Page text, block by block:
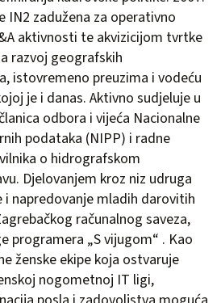
IN2 zadužena za operativno
aktivnosti te akvizicijom tvrtke
razvoj geografskih
istovremeno preuzima i vodeću
je i danas. Aktivno sudjeluje u
odbora i vijeća Nacionalne
podataka (NIPP) i radne
o hidrografskom
Djelovanjem kroz niz udruga
i napredovanje mladih darovitih
računalnog saveza,
programera „S vijugom“ . Kao
ženske ekipe koja ostvaruje
nogometnoj IT ligi,